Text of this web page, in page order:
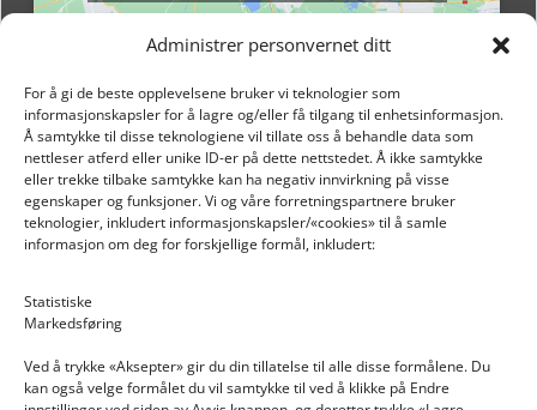
Administrer personvernet ditt
For å gi de beste opplevelsene bruker vi teknologier som
informasjonskapsler for å lagre og/eller få tilgang til enhetsinformasjon.
Å samtykke til disse teknologiene vil tillate oss å behandle data som
nettleser atferd eller unike ID-er på dette nettstedet. Å ikke samtykke
eller trekke tilbake samtykke kan ha negativ innvirkning på visse
egenskaper og funksjoner. Vi og våre forretningspartnere bruker
teknologier, inkludert informasjonskapsler/«cookies» til å samle
informasjon om deg for forskjellige formål, inkludert:
Statistiske
Markedsføring
Ved å trykke «Aksepter» gir du din tillatelse til alle disse formålene. Du
kan også velge formålet du vil samtykke til ved å klikke på Endre